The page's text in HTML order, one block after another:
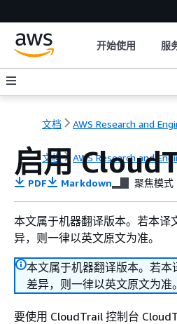
开始使用 服
文档 AWS Research and
文档 AWS Research and
启用
PDF Markdown 聚焦模式
本文属于机器翻译版本。若本译
异，则一律以英文原文为准。
本文属于机器翻译版本。若本
差异，则一律以英文原文为准。
要使用 CloudTrail 控制台